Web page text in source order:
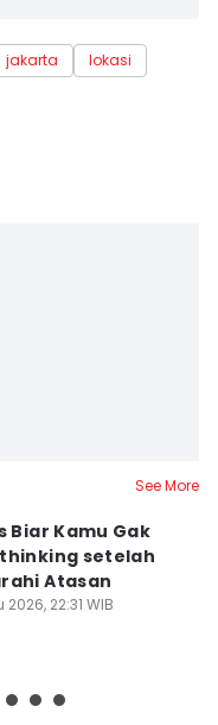
jakarta
lokasi
See More
Biar Kamu Gak
setelah
Atasan
22:31 WIB